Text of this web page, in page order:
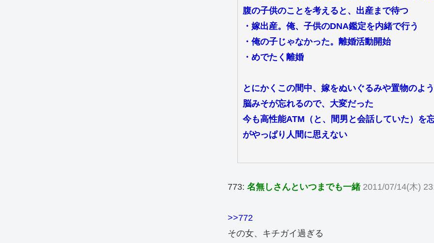
腹の子供のことを考えると、出産まで待つ
・嫁出産。俺、子供のDNA鑑定を内緒で行う
・俺の子じゃなかった。離婚活動開始
・めでたく離婚
とにかくこの間中、嫁をぬいぐるみや置物のよ
脳みそが忘れるので、大変だった
今も高性能ATM（と、間男と会話していた）を
がやっぱり人間に思えない
773: 名無しさんといつまでも一緒 2011/07/14(木)
>>772
その女、キチガイ過ぎる